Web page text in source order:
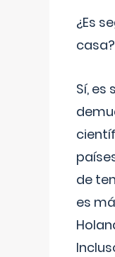
¿Es
casa?
Sí, es
de
es